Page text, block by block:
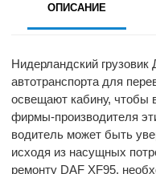
ОПИСАНИЕ
Нидерландский
автотранспорта для
освещают кабину, чтобы
фирмы-производителя
водитель может быть
исходя из насущных
ремонту DAF XF95,